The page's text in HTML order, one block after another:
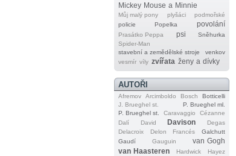
Mickey Mouse a Minnie
Můj malý pony plyšáci
podmořské
policie
Popelka povolání
Prasátko Peppa psi
Sněhurka
Spider‐Man
stavební a zemědělské stroje
venkov
vesmír víly zvířata ženy a dívky
AUTOŘI
Afremov Arcimboldo Bosch
Botticelli
J. Brueghel st.
P. Brueghel ml.
P. Brueghel st.
Caravaggio
Cézanne
Dalí
David Davison
Degas
Delacroix
Delon Francés
Galchutt
Gaudí
Gauguin
van Gogh
van Haasteren
Hardwick
Hayez